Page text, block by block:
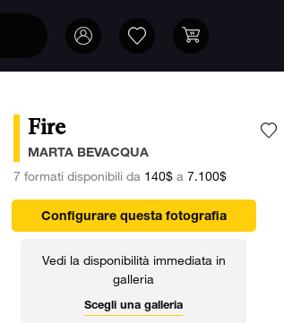
Fire
MARTA BEVACQUA
7 formati disponibili da 140$a 7.100$
Configurare questa fotografia
Vedi la disponibilità immediata in
galleria
Scegli una galleria